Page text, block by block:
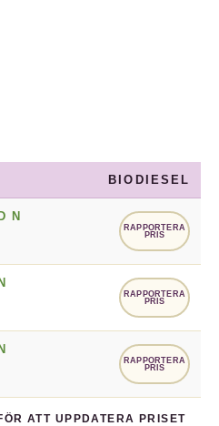
BIODIESEL
N
RAPPORTERA
PRIS
RAPPORTERA
PRIS
RAPPORTERA
PRIS
ATT UPPDATERA PRISET